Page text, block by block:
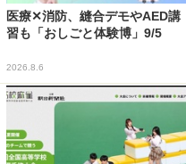
医療✕消防、縫合デモやAED講
習も「おしごと体験博」9/5
2026.8.6